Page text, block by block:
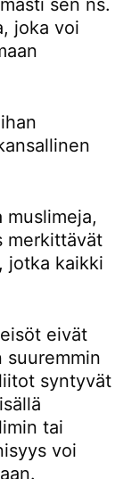
sen ns.
joka voi
muslimeja,
merkittävät
jotka kaikki
eivät
suuremmin
syntyvät
tai
voi